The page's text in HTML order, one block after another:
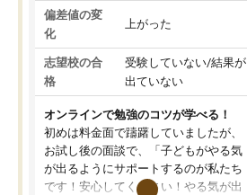
偏差値の変
化
上がった
志望校の合
格
受験していない/結果が
出ていない
オンラインで勉強のコツが学べる！
初めは料金面で躊躇していましたが、
お試し後の面談で、「子どもがやる気
が出るようにサポートするのが私たち
です！安心してください！やる気が出